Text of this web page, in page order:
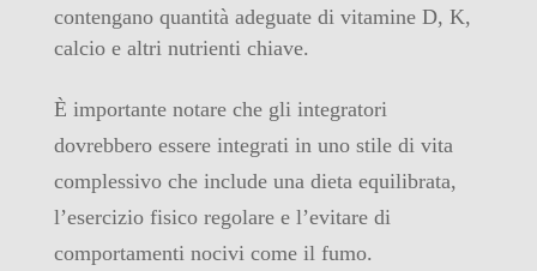
contengano quantità adeguate di vitamine D, K,
calcio e altri nutrienti chiave.
È importante notare che gli integratori
dovrebbero essere integrati in uno stile di vita
complessivo che include una dieta equilibrata,
l’esercizio fisico regolare e l’evitare di
comportamenti nocivi come il fumo.